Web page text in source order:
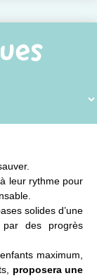
leur rythme pour
solides d’une
par des progrès
maximum,
proposera une